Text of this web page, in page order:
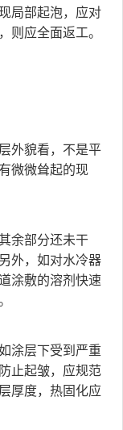
局部起泡，应对
则应全面返工。
外貌看，不是平
微微耸起的现
余部分还未干
外，如对水冷器
涂敷的溶剂快速
涂层下受到严重
止起皱，应规范
厚度，热固化应